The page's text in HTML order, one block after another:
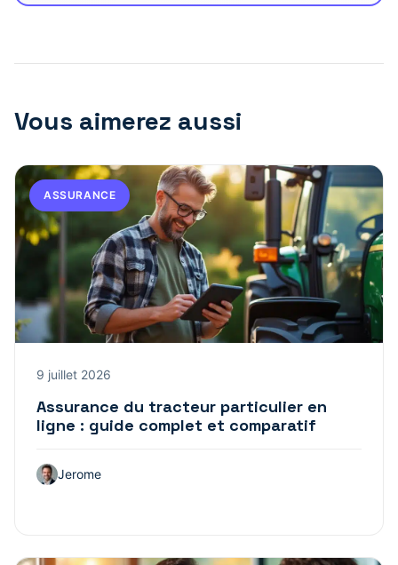
Vous aimerez aussi
ASSURANCE
9 juillet 2026
Assurance du tracteur particulier en
ligne : guide complet et comparatif
Jerome